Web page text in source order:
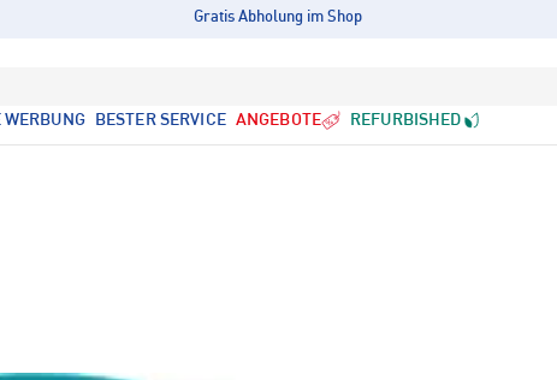
Gratis Abholung im Shop
BESTER SERVICE ANGEBOTE REFURBISHED